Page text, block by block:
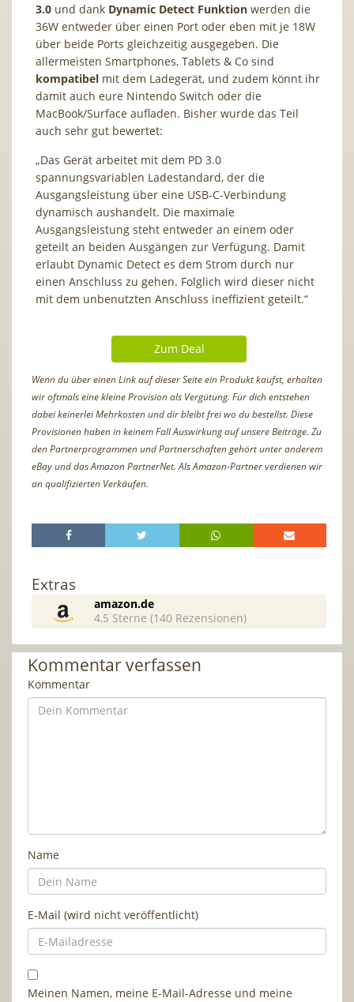
3.0 und dank Dynamic Detect Funktion werden die
36W entweder über einen Port oder eben mit je 18W
über beide Ports gleichzeitig ausgegeben. Die
allermeisten Smartphones, Tablets & Co sind
kompatibel mit dem Ladegerät, und zudem könnt ihr
damit auch eure Nintendo Switch oder die
MacBook/Surface aufladen. Bisher wurde das Teil
auch sehr gut bewertet:
„Das Gerät arbeitet mit dem PD 3.0
spannungsvariablen Ladestandard, der die
Ausgangsleistung über eine USB-C-Verbindung
dynamisch aushandelt. Die maximale
Ausgangsleistung steht entweder an einem oder
geteilt an beiden Ausgängen zur Verfügung. Damit
erlaubt Dynamic Detect es dem Strom durch nur
einen Anschluss zu gehen. Folglich wird dieser nicht
mit dem unbenutzten Anschluss ineffizient geteilt.“
Zum Deal
Wenn du über einen Link auf dieser Seite ein Produkt kaufst, erhalten
wir oftmals eine kleine Provision als Vergütung. Für dich entstehen
dabei keinerlei Mehrkosten und dir bleibt frei wo du bestellst. Diese
Provisionen haben in keinem Fall Auswirkung auf unsere Beiträge. Zu
den Partnerprogrammen und Partnerschaften gehört unter anderem
eBay und das Amazon PartnerNet. Als Amazon-Partner verdienen wir
an qualifizierten Verkäufen.
Extras
amazon.de
4,5 Sterne (140 Rezensionen)
Kommentar verfassen
Kommentar
Name
E-Mail (wird nicht veröffentlicht)
Meinen Namen, meine E-Mail-Adresse und meine